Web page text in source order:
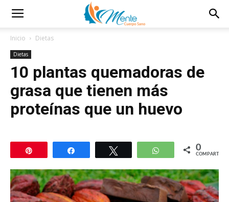
Inicio Dietas
Dietas
10 plantas quemadoras de
grasa que tienen más
proteínas que un huevo
Compartir WhatsApp
0
COMPARTIR